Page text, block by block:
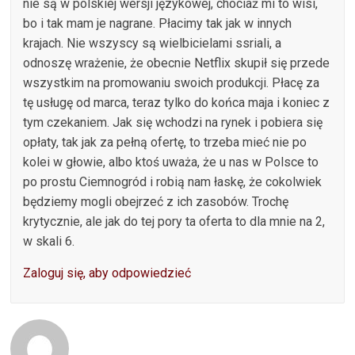
nie są w polskiej wersji językowej, chociaż mi to wisi,
bo i tak mam je nagrane. Płacimy tak jak w innych
krajach. Nie wszyscy są wielbicielami ssriali, a
odnoszę wrażenie, że obecnie Netflix skupił się przede
wszystkim na promowaniu swoich produkcji. Płacę za
tę usługę od marca, teraz tylko do końca maja i koniec z
tym czekaniem. Jak się wchodzi na rynek i pobiera się
opłaty, tak jak za pełną ofertę, to trzeba mieć nie po
kolei w głowie, albo ktoś uważa, że u nas w Polsce to
po prostu Ciemnogród i robią nam łaskę, że cokolwiek
będziemy mogli obejrzeć z ich zasobów. Trochę
krytycznie, ale jak do tej pory ta oferta to dla mnie na 2,
w skali 6.
Zaloguj się, aby odpowiedzieć